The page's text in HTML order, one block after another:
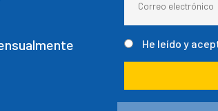
He leído y